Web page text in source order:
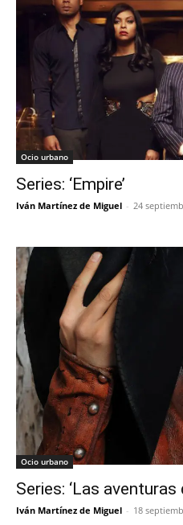
Ocio urbano
Series: ‘Empire’
Iván Martínez de Miguel - 24
Ocio urbano
Series: ‘Las
Iván Martínez de Miguel - 18